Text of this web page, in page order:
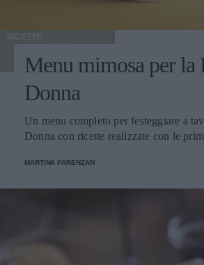
RICETTE
Menu mimosa per la
Donna
Un menu completo per festeggiare a
Donna con ricette realizzate con le
MARTINA PARENZAN